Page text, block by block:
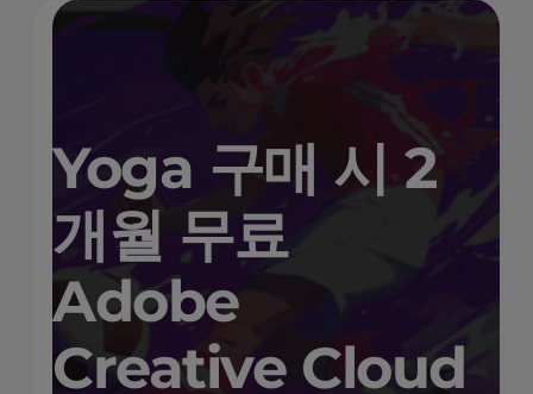
Yoga 구매 시 2
개월 무료
Adobe
Creative Cloud